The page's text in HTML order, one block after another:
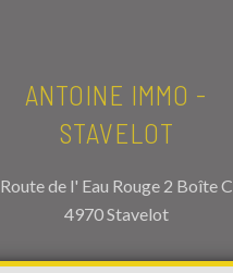
ANTOINE IMMO -
STAVELOT
Route de l' Eau Rouge 2 Boîte C
4970 Stavelot
TEL.080/86.45.55